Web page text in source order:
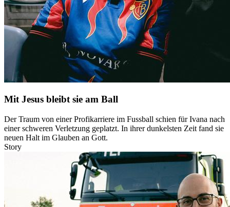
Mit Jesus bleibt sie am Ball
Der Traum von einer Profikarriere im Fussball schien für Ivana nach
einer schweren Verletzung geplatzt. In ihrer dunkelsten Zeit fand sie
neuen Halt im Glauben an Gott.
Story